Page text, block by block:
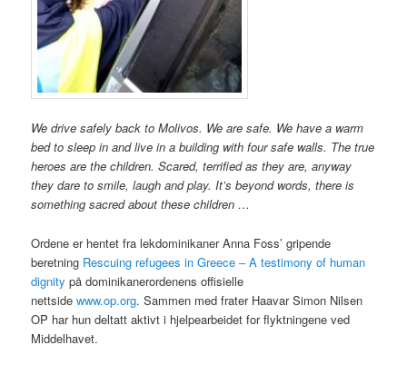
We drive safely back to Molivos. We are safe. We have a warm
bed to sleep in and live in a building with four safe walls. The true
heroes are the children. Scared, terrified as they are, anyway
they dare to smile, laugh and play. It’s beyond words, there is
something sacred about these children …
Ordene er hentet fra lekdominikaner Anna Foss’ gripende
beretning Rescuing refugees in Greece – A testimony of human
dignity på dominikanerordenens offisielle
nettsidewww.op.org. Sammen med frater Haavar Simon Nilsen
OP har hun deltatt aktivt i hjelpearbeidet for flyktningene ved
Middelhavet.